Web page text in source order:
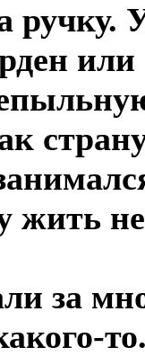
ручку.
жить
за